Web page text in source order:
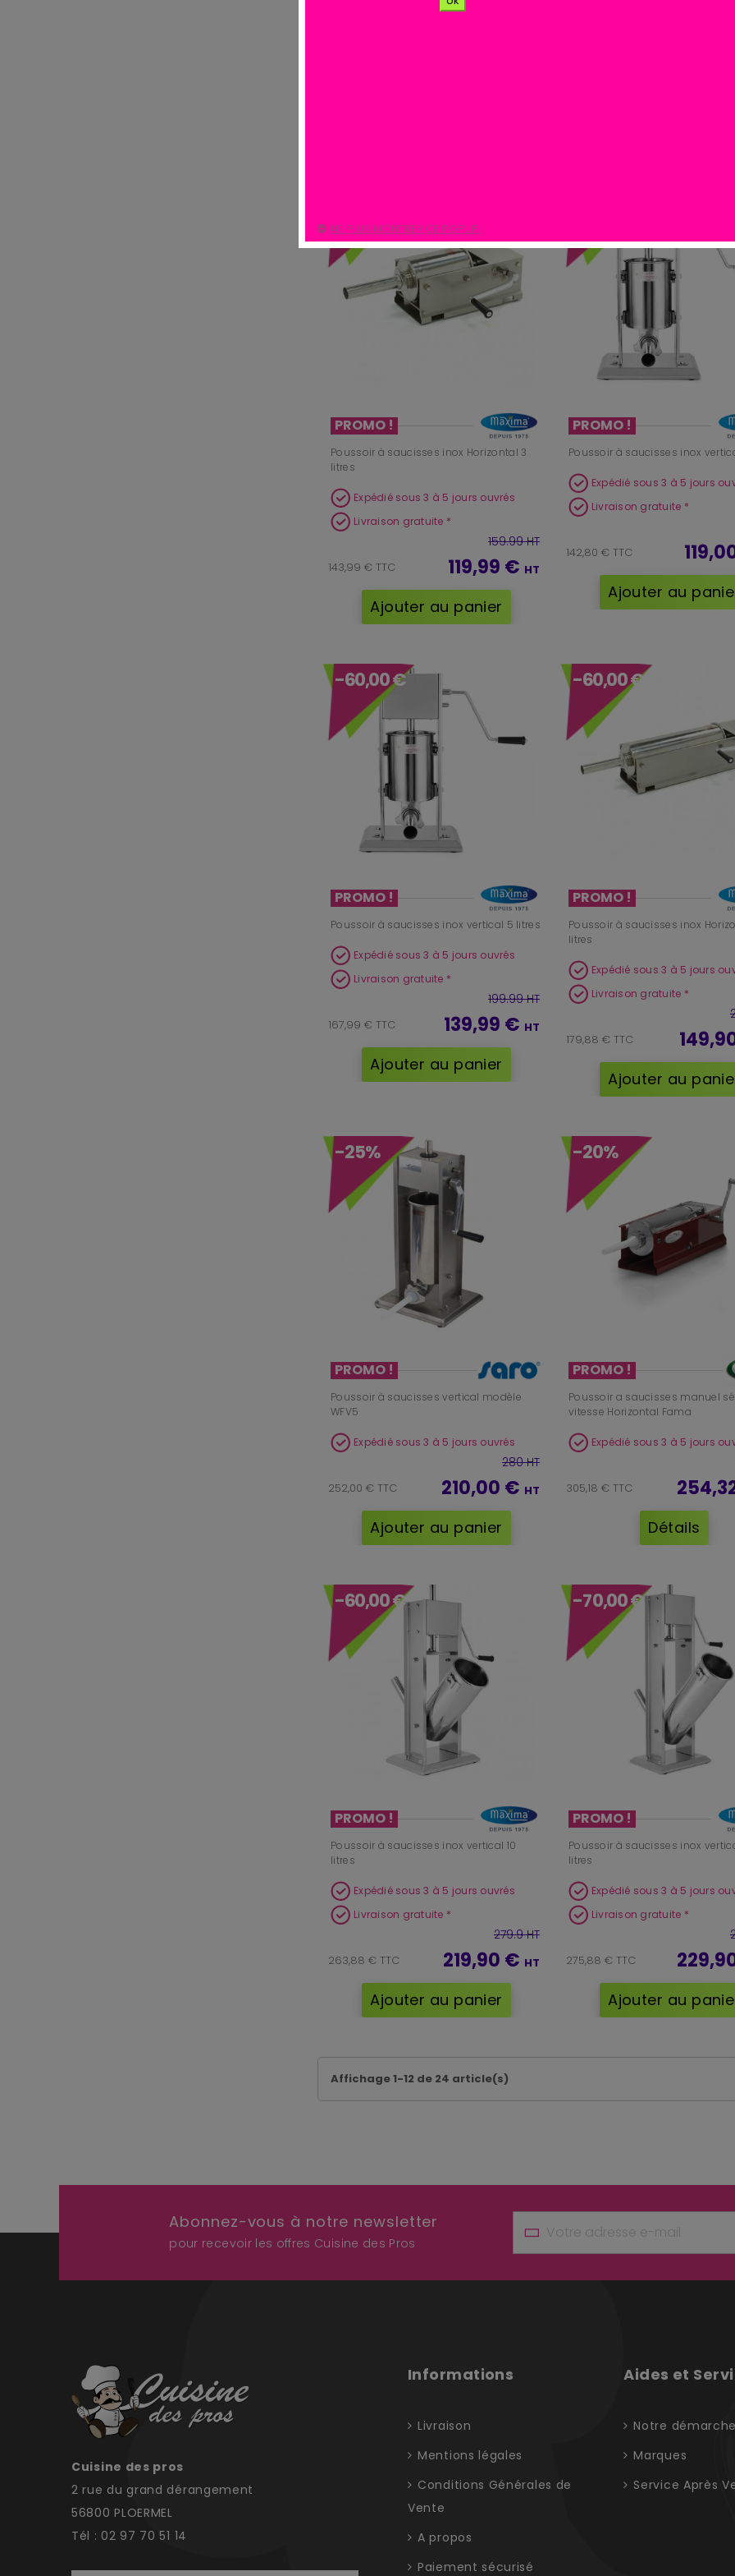
PROMO !
Poussoir à saucisses inox Horizontal 3
litres
Expédié sous 3 à 5 jours ouvrés
Livraison gratuite *
143,99 € TTC
159.99 HT
119,99 € HT
Ajouter au panier
PROMO !
Poussoir à saucisses inox
Expédié sous 3 à 5 jours
Livraison gratuite *
142,80 € TTC
Ajouter au
-60,00 €
PROMO !
Poussoir à saucisses inox vertical 5 litres
Expédié sous 3 à 5 jours ouvrés
Livraison gratuite *
167,99 € TTC
199.99 HT
139,99 € HT
Ajouter au panier
-60,00 €
PROMO !
Poussoir à saucisses inox
litres
Expédié sous 3 à 5 jours
Livraison gratuite *
179,88 € TTC
Ajouter au
-25%
PROMO !
Poussoir à saucisses vertical modèle
WFV5
Expédié sous 3 à 5 jours ouvrés
252,00 € TTC
280 HT
210,00 € HT
Ajouter au panier
-20%
PROMO !
Poussoir a saucisses manuel
vitesse Horizontal Fama
Expédié sous 3 à 5 jours
305,18 € TTC
Détails
-60,00 €
PROMO !
Poussoir à saucisses inox vertical 10
litres
Expédié sous 3 à 5 jours ouvrés
Livraison gratuite *
263,88 € TTC
279.9 HT
219,90 € HT
Ajouter au panier
-70,00 €
PROMO !
Poussoir à saucisses inox
litres
Expédié sous 3 à 5 jours
Livraison gratuite *
275,88 € TTC
Ajouter au
Affichage 1-12 de 24 article(s)
Abonnez-vous à notre newsletter
pour recevoir les offres Cuisine des Pros
Cuisine des pros
2 rue du grand dérangement
56800 PLOERMEL
Tél : 02 97 70 51 14
Informations
Livraison
Mentions légales
Conditions Générales de
Vente
A propos
Paiement sécurisé
Aides et
Notre démarche
Marques
Service Après
NE PLUS MONTRER CE POPUP.